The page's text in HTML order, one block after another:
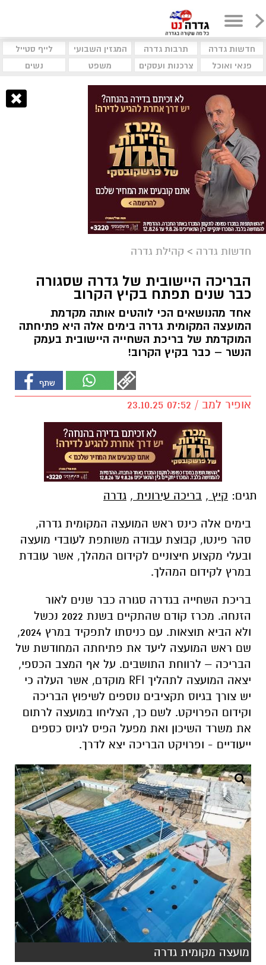
חדשות גדרה תרבות גדרה המגזין השבועי
לייף סטייל
פנאי ואוכל
צרכנות ועסקים משפט נשים
חדשות גדרה > קהילת גדרה
הבריכה היישובית של גדרה שסגורה
כבר שנים תפתח בקיץ הקרוב
אחד מהנושאים הכי לוהטים אותה מקדמת
המועצה המקומית גדרה בימים אלה היא פתיחתה
המוקדמת של בריכת השחייה היישובית בעמק
הנשר – כבר בקיץ הקרוב!
אופיר למב / 07:52 23.10.25
תגים: קיץ , בריכה עירונית , גדרה
בימים אלה כינס ראש המועצה המקומית גדרה,
סהר פינטו, קבוצת עבודה משותפת לעובדי מועצה
ובעלי מקצוע חיצוניים לקידום המהלך, אשר עובדת
במרץ לקידום המהלך.
בריכת השחייה בגדרה סגורה כבר שנים לאור
הזנחה. מכרז קודם שהתקיים בשנת 2022 נכשל
ולא הביא תוצאות. עם כניסתו לתפקיד במרץ 2024,
שם ראש המועצה ליעד את פתיחתה המחודשת של
הבריכה – לרווחת התושבים. על אף המצב הכספי,
יצאה המועצה לתהליך RFI מוקדם, אשר העלה כי
יש צורך בגיוס תקציבים נוספים לשיפוץ הבריכה
וקידום הפרויקט. לשם כך, הצליחו במועצה לרתום
את משרד השיכון ואת מפעל הפיס לגיוס כספים
ייעודיים - ופרויקט הבריכה יצא לדרך.
מועצה מקומית גדרה